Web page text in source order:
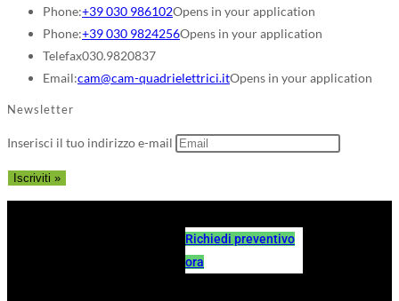
Phone:+39 030 986102Opens in your application
Phone:+39 030 9824256Opens in your application
Telefax030.9820837
Email:cam@cam-quadrielettrici.itOpens in your application
Newsletter
Inserisci il tuo indirizzo e-mail
Richiedi preventivo
ora